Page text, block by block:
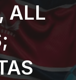
ALL